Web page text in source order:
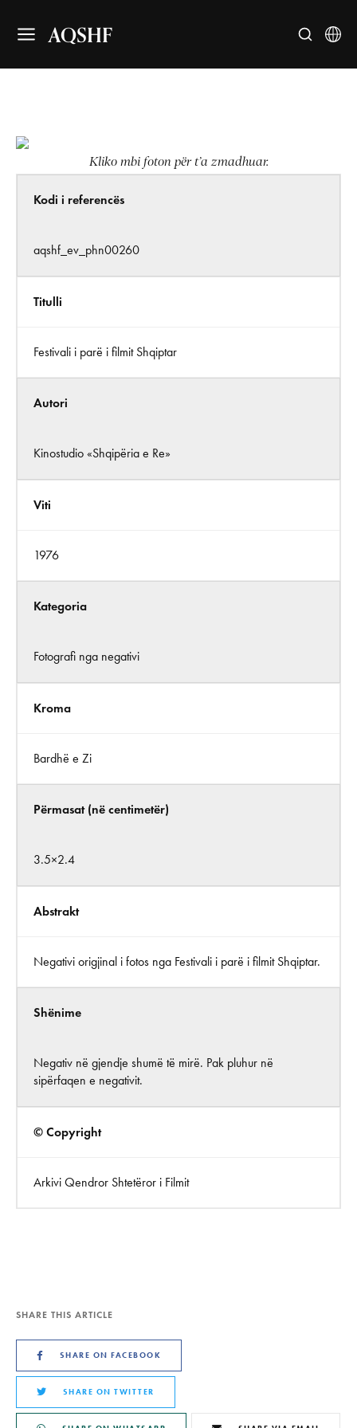
AQSHF
Kliko mbi foton për t’a zmadhuar.
Kodi i referencës
aqshf_ev_phn00260
Titulli
Festivali i parë i filmit Shqiptar
Autori
Kinostudio «Shqipëria e Re»
Viti
1976
Kategoria
Fotografi nga negativi
Kroma
Bardhë e Zi
Përmasat (në centimetër)
3.5×2.4
Abstrakt
Negativi origjinal i fotos nga Festivali i parë i filmit Shqiptar.
Shënime
Negativ në gjendje shumë të mirë. Pak pluhur në
sipërfaqen e negativit.
© Copyright
Arkivi Qendror Shtetëror i Filmit
SHARE THIS ARTICLE
SHARE ON FACEBOOK
SHARE ON TWITTER